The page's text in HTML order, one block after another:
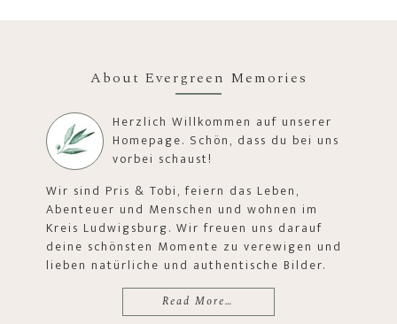
About Evergreen Memories
Herzlich Willkommen auf unserer
Homepage. Schön, dass du bei uns
vorbei schaust!
Wir sind Pris & Tobi, feiern das Leben,
Abenteuer und Menschen und wohnen im
Kreis Ludwigsburg. Wir freuen uns darauf
deine schönsten Momente zu verewigen und
lieben natürliche und authentische Bilder.
Read More…